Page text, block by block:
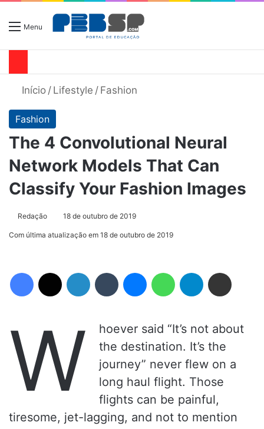
Menu
Início / Lifestyle / Fashion
Fashion
The 4 Convolutional Neural
Network Models That Can
Classify Your Fashion Images
Redação 18 de outubro de 2019
Com última atualização em 18 de outubro de 2019
W
hoever said “It’s not about
the destination. It’s the
journey” never flew on a
long haul flight. Those
flights can be painful,
tiresome, jet-lagging, and not to mention